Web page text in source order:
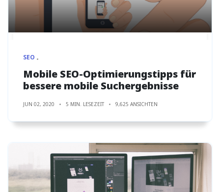
SEO
Mobile SEO-Optimierungstipps für
bessere mobile Suchergebnisse
JUN 02, 2020 5 MIN. LESEZEIT 9,625 ANSICHTEN